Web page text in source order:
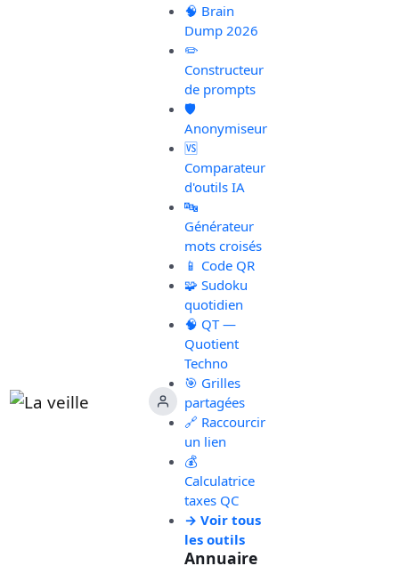
🧠 Brain
Dump 2026
✏️
Constructeur
de prompts
🛡️
Anonymiseur
🆚
Comparateur
d'outils IA
🔤
Générateur
mots croisés
📱 Code QR
🧩 Sudoku
quotidien
🧠 QT —
Quotient
Techno
🎯 Grilles
partagées
🔗 Raccourcir
un lien
💰
Calculatrice
taxes QC
→ Voir tous
les outils
Annuaire